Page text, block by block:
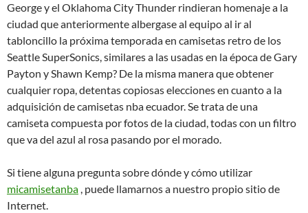
George y el Oklahoma City Thunder rindieran homenaje a la
ciudad que anteriormente albergase al equipo al ir al
tabloncillo la próxima temporada en camisetas retro de los
Seattle SuperSonics, similares a las usadas en la época de Gary
Payton y Shawn Kemp? De la misma manera que obtener
cualquier ropa, detentas copiosas elecciones en cuanto a la
adquisición de camisetas nba ecuador. Se trata de una
camiseta compuesta por fotos de la ciudad, todas con un filtro
que va del azul al rosa pasando por el morado.
Si tiene alguna pregunta sobre dónde y cómo utilizar
micamisetanba , puede llamarnos a nuestro propio sitio de
Internet.